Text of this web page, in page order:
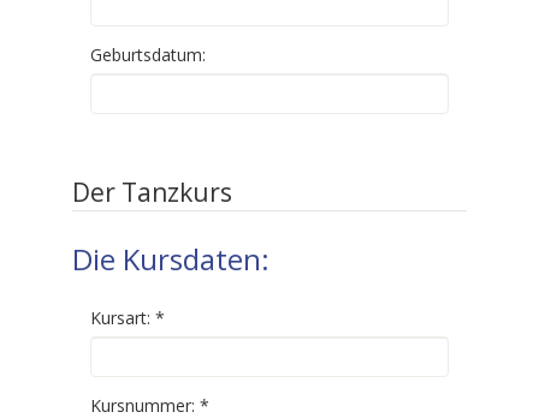
Geburtsdatum:
Der Tanzkurs
Die Kursdaten:
Kursart: *
Kursnummer: *